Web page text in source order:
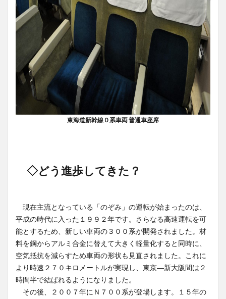
東海道新幹線０系車両 普通車座席
◇どう進歩してきた？
現在主流となっている「のぞみ」の運転が始まったのは、
平成の時代に入った１９９２年です。さらなる高速運転を可
能とするため、新しい車両の３００系が開発されました。材
料を鋼からアルミ合金に替えて大きく軽量化すると同時に、
空気抵抗を減らすため車両の形状も見直されました。これに
より時速２７０キロメートルが実現し、東京―新大阪間は２
時間半で結ばれるようになりました。
その後、２００７年にＮ７００系が登場します。１５年の